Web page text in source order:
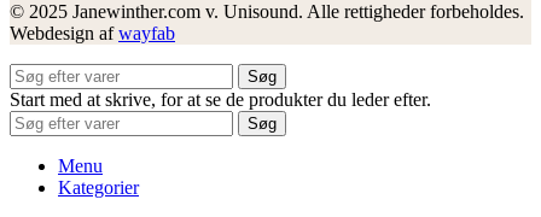
© 2025 Janewinther.com v. Unisound. Alle rettigheder forbeholdes.
Webdesign afwayfab
Søg
Start med at skrive, for at se de produkter du leder efter.
Søg
Menu
Kategorier